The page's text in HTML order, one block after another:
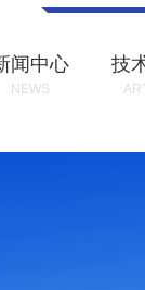
闻中心
NEWS
技